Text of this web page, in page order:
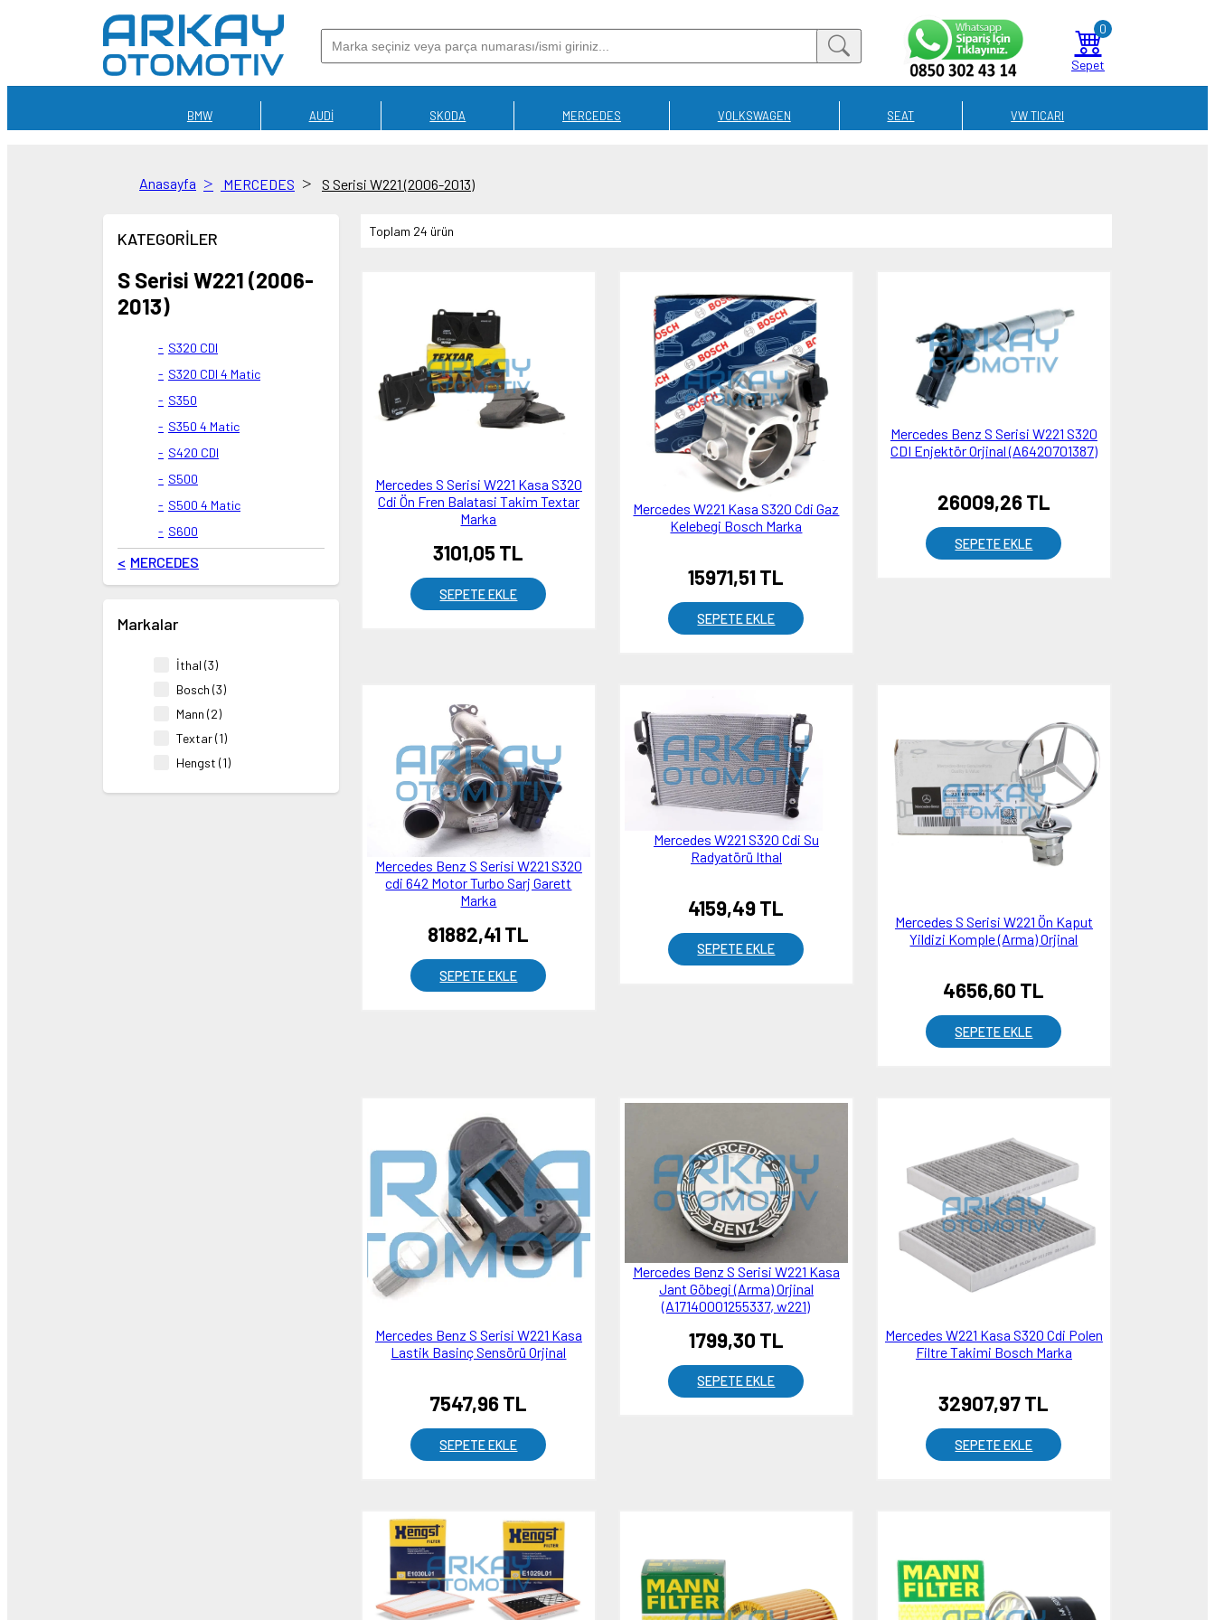
0
Sepet
BMW AUDİ SKODA MERCEDES VOLKSWAGEN SEAT VW TICARI
Anasayfa MERCEDES S Serisi W221 (2006-2013)
KATEGORİLER
S Serisi W221 (2006-
2013)
S320 CDI
S320 CDI 4 Matic
S350
S350 4 Matic
S420 CDI
S500
S500 4 Matic
S600
MERCEDES
Markalar
İthal (3)
Bosch (3)
Mann (2)
Textar (1)
Hengst (1)
Toplam 24 ürün
Mercedes S Serisi W221 Kasa S320
Cdi Ön Fren Balatasi Takim Textar
Marka
3101,05 TL
SEPETE EKLE
Mercedes W221 Kasa S320 Cdi Gaz
Kelebegi Bosch Marka
15971,51 TL
SEPETE EKLE
Mercedes Benz S Serisi W221 S320
CDI Enjektör Orjinal (A6420701387)
26009,26 TL
SEPETE EKLE
Mercedes Benz S Serisi W221 S320
cdi 642 Motor Turbo Sarj Garett
Marka
81882,41 TL
SEPETE EKLE
Mercedes W221 S320 Cdi Su
Radyatörü Ithal
4159,49 TL
SEPETE EKLE
Mercedes S Serisi W221 Ön Kaput
Yildizi Komple (Arma) Orjinal
4656,60 TL
SEPETE EKLE
Mercedes Benz S Serisi W221 Kasa
Lastik Basinç Sensörü Orjinal
7547,96 TL
SEPETE EKLE
Mercedes Benz S Serisi W221 Kasa
Jant Göbegi (Arma) Orjinal
(A17140001255337, w221)
1799,30 TL
SEPETE EKLE
Mercedes W221 Kasa S320 Cdi Polen
Filtre Takimi Bosch Marka
32907,97 TL
SEPETE EKLE